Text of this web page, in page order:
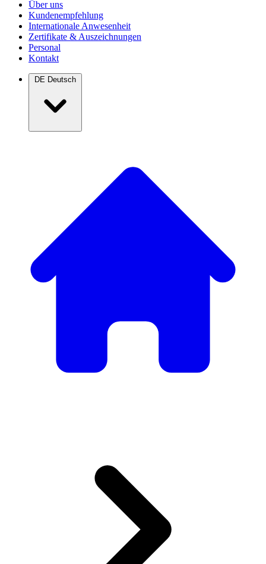
Über uns
Kundenempfehlung
Internationale Anwesenheit
Zertifikate & Auszeichnungen
Personal
Kontakt
DE Deutsch